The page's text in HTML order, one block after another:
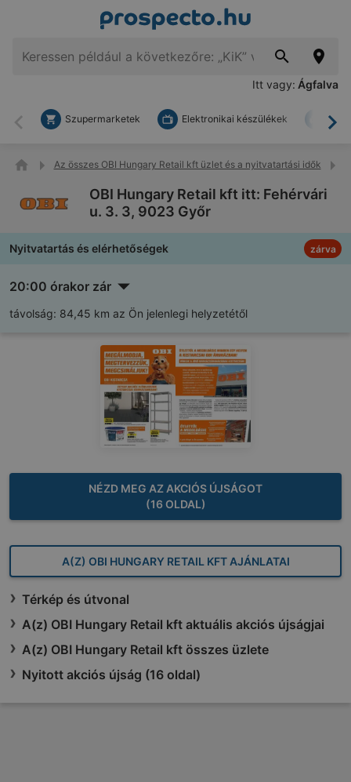
Itt vagy: Ágfalva
Vissza
Szupermarketek Elektronikai készülékek
Az összes OBI Hungary Retail kft üzlet és a nyitvatartási idők
OBI Hungary Retail kft itt: Fehérvári
u. 3. 3, 9023 Győr
Nyitvatartás és elérhetőségek zárva
20:00 órakor zár
távolság: 84,45 km az Ön jelenlegi helyzetétől
NÉZD MEG AZ AKCIÓS ÚJSÁGOT
(16 OLDAL)
A(Z) OBI HUNGARY RETAIL KFT AJÁNLATAI
Térkép és útvonal
A(z) OBI Hungary Retail kft aktuális akciós újságjai
A(z) OBI Hungary Retail kft összes üzlete
Nyitott akciós újság (16 oldal)